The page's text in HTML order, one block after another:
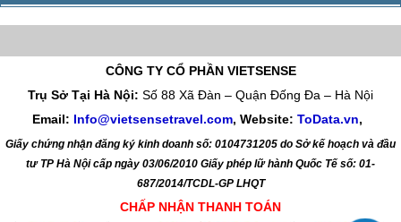
CÔNG TY CỔ PHẦN VIETSENSE
Trụ Sở Tại Hà Nội: Số 88 Xã Đàn – Quận Đống Đa – Hà Nội
Email: Info@vietsensetravel.com, Website: ToData.vn,
Giấy chứng nhận đăng ký kinh doanh số: 0104731205 do Sở kế hoạch và đầu
tư TP Hà Nội cấp ngày 03/06/2010 Giấy phép lữ hành Quốc Tế số: 01-
687/2014/TCDL-GP LHQT
CHẤP NHẬN THANH TOÁN